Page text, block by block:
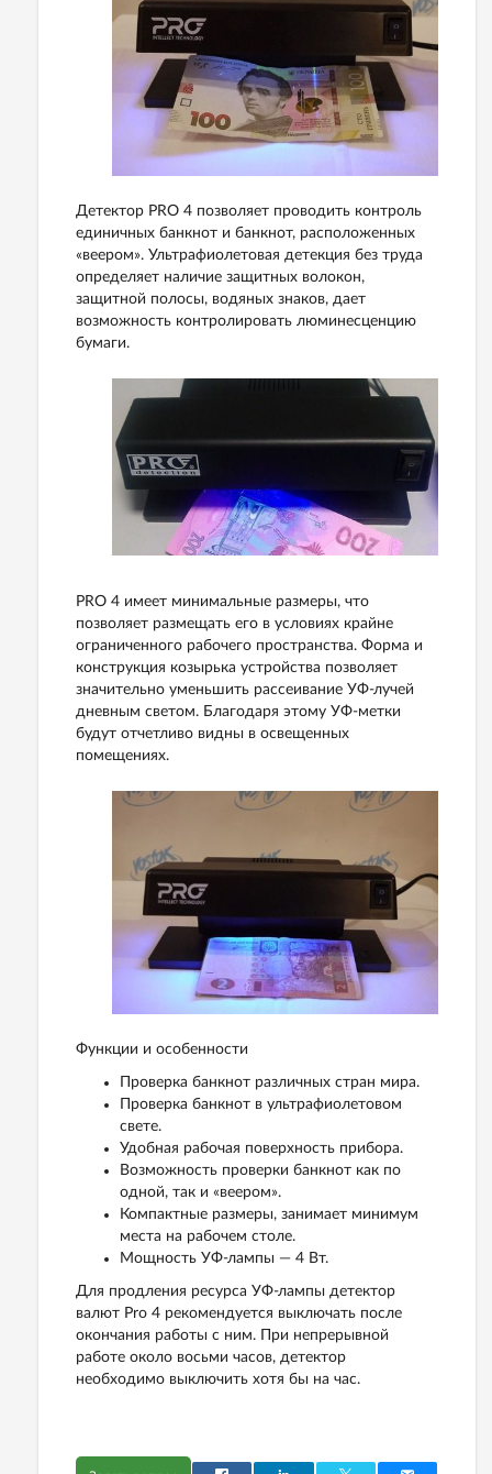
Детектор PRO 4 позволяет проводить контроль
единичных банкнот и банкнот, расположенных
«веером». Ультрафиолетовая детекция без труда
определяет наличие защитных волокон,
защитной полосы, водяных знаков, дает
возможность контролировать люминесценцию
бумаги.
PRO 4 имеет минимальные размеры, что
позволяет размещать его в условиях крайне
ограниченного рабочего пространства. Форма и
конструкция козырька устройства позволяет
значительно уменьшить рассеивание УФ-лучей
дневным светом. Благодаря этому УФ-метки
будут отчетливо видны в освещенных
помещениях.
Функции и особенности
Проверка банкнот различных стран мира.
Проверка банкнот в ультрафиолетовом
свете.
Удобная рабочая поверхность прибора.
Возможность проверки банкнот как по
одной, так и «веером».
Компактные размеры, занимает минимум
места на рабочем столе.
Мощность УФ-лампы — 4 Вт.
Для продления ресурса УФ-лампы детектор
валют Pro 4 рекомендуется выключать после
окончания работы с ним. При непрерывной
работе около восьми часов, детектор
необходимо выключить хотя бы на час.